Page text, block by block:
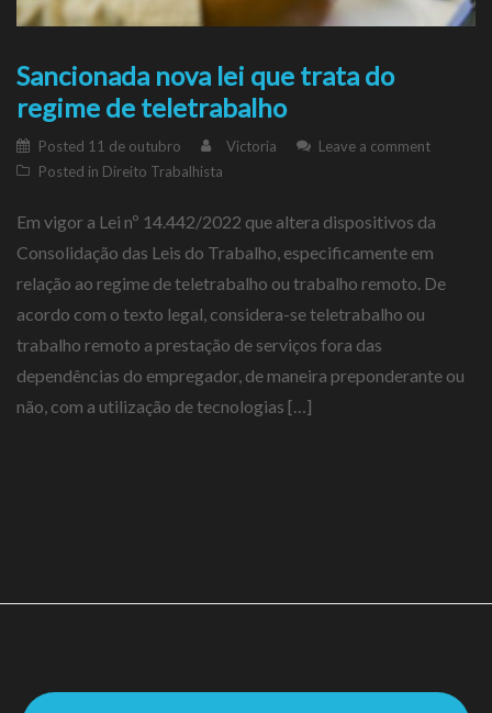
Sancionada nova lei que trata do
regime de teletrabalho
Posted 11 de outubro Victoria
Leave a comment
Posted in Direito Trabalhista
Em vigor a Lei nº 14.442/2022 que altera dispositivos da
Consolidação das Leis do Trabalho, especificamente em
relação ao regime de teletrabalho ou trabalho remoto. De
acordo com o texto legal, considera-se teletrabalho ou
trabalho remoto a prestação de serviços fora das
dependências do empregador, de maneira preponderante ou
não, com a utilização de tecnologias […]